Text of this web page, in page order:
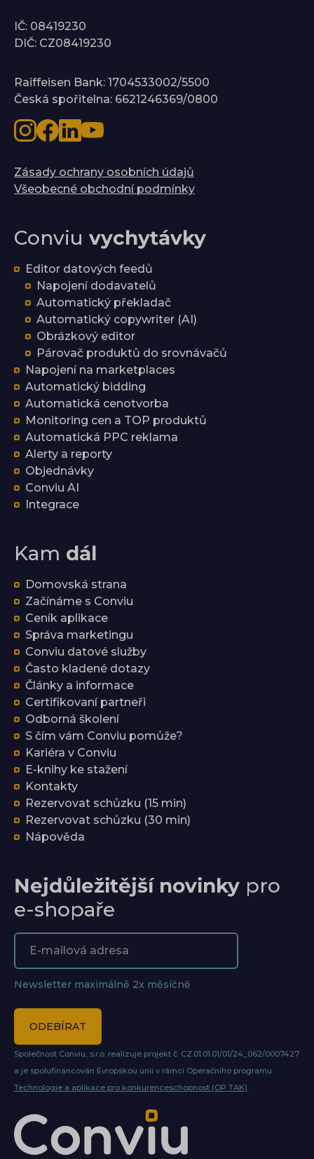
IČ: 08419230
DIČ: CZ08419230
Raiffeisen Bank: 1704533002/5500
Česká spořitelna: 6621246369/0800
Zásady ochrany osobních údajů
Všeobecné obchodní podmínky
Conviu vychytávky
Editor datových feedů
Napojení dodavatelů
Automatický překladač
Automatický copywriter (AI)
Obrázkový editor
Párovač produktů do srovnávačů
Napojení na marketplaces
Automatický bidding
Automatická cenotvorba
Monitoring cen a TOP produktů
Automatická PPC reklama
Alerty a reporty
Objednávky
Conviu AI
Integrace
Kam dál
Domovská strana
Začínáme s Conviu
Ceník aplikace
Správa marketingu
Conviu datové služby
Často kladené dotazy
Články a informace
Certifikovaní partneři
Odborná školení
S čím vám Conviu pomůže?
Kariéra v Conviu
E-knihy ke stažení
Kontakty
Rezervovat schůzku (15 min)
Rezervovat schůzku (30 min)
Nápověda
Nejdůležitější novinky pro
e-shopaře
Newsletter maximálně 2x měsíčně
ODEBÍRAT
Společnost Conviu, s.r.o. realizuje projekt č. CZ.01.01.01/01/24_062/0007427
a je spolufinancován Evropskou unií v rámci Operačního programu
Technologie a aplikace pro konkurenceschopnost (OP TAK).